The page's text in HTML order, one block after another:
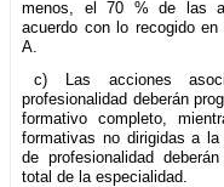
menos, el 70 % de las
acuerdo con lo recogido
A.
c) Las acciones
profesionalidad deberán
formativo completo,
formativas no dirigidas a
de profesionalidad
total de la especialidad.